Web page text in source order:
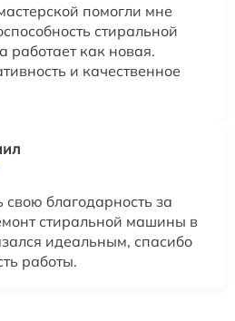
помогли мне
стиральной
как новая.
и качественное
благодарность за
стиральной машины в
идеальным, спасибо
работы.